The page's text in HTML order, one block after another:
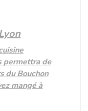
permettra de
du Bouchon
mangé à